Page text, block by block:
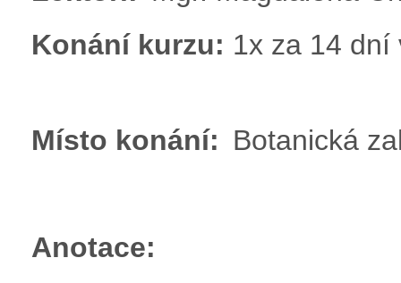
Konání kurzu: 1x za 14
Místo konání: Botanická
Anotace: